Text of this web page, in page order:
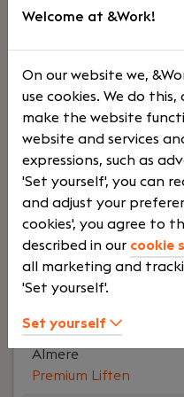
d
Your role:Heb je
je jouw
capaciteiten inzetten
bedrijven in de
vastleggen van de
management van een
met een centrale rol
Lees verder>
Reparatiemonteur
Premium Liften
Almere
Welcome at &Work!
On our website we,
use cookies. We do
make the website
website and services
expressions, such as
'Set yourself', you can
and adjust your
cookies', you agree to
described in our cookie
all marketing and
'Set yourself'.
Set yourself